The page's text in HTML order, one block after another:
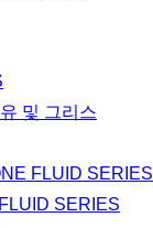
및 그리스
FLUID SERIES
SERIES